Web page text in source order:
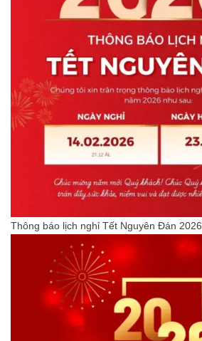
Thông báo lịch nghỉ Tết Nguyên Đán 2026